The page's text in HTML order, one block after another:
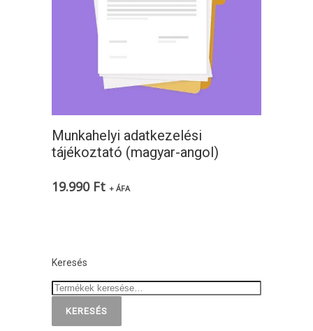
Munkahelyi adatkezelési
tájékoztató (magyar-angol)
19.990 Ft + ÁFA
Keresés
KERESÉS